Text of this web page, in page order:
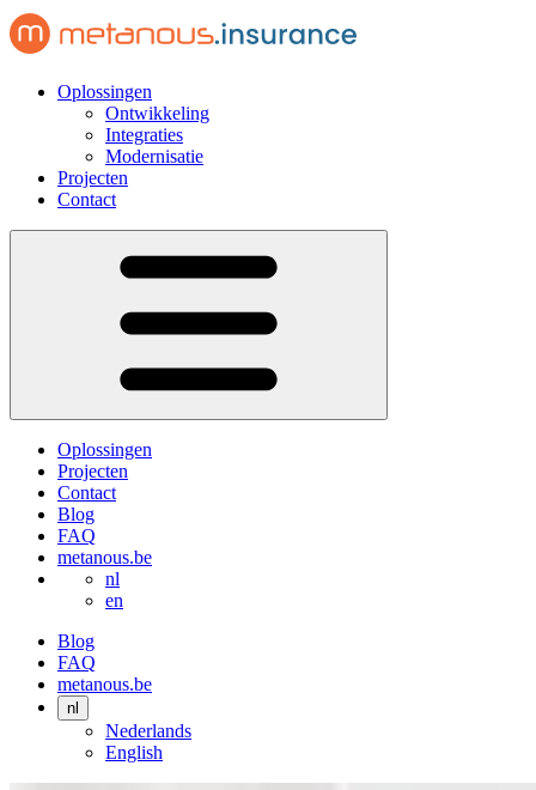
Oplossingen
Ontwikkeling
Integraties
Modernisatie
Projecten
Contact
Oplossingen
Projecten
Contact
Blog
FAQ
metanous.be
nl
en
Blog
FAQ
metanous.be
nl
Nederlands
English